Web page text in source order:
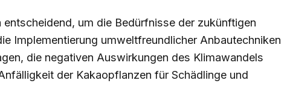
entscheidend, um die Bedürfnisse der zukünftigen
Implementierung umweltfreundlicher Anbautechniken
die negativen Auswirkungen des Klimawandels
der Kakaopflanzen für Schädlinge und